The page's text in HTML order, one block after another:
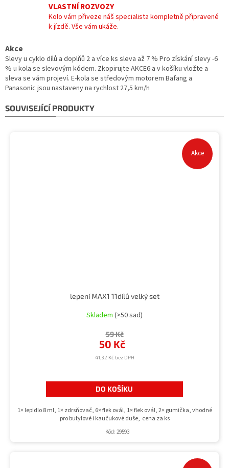
VLASTNÍ ROZVOZY
Kolo vám přiveze náš specialista kompletně připravené
k jízdě. Vše vám ukáže.
Akce
Slevy u cyklo dílů a doplňů 2 a více ks sleva až 7 % Pro získání slevy -6
% u kola se slevovým kódem. Zkopirujte AKCE6 a v košíku vložte a
sleva se vám projeví. E-kola se středovým motorem Bafang a
Panasonic jsou nastaveny na rychlost 27,5 km/h
SOUVISEJÍCÍ PRODUKTY
Akce
lepení MAX1 11dílů velký set
Skladem (>50 sad)
41,32 Kč bez DPH
50 Kč
59 Kč
DO KOŠÍKU
1× lepidlo 8 ml, 1× zdrsňovač, 6× flek ovál, 1× flek ovál, 2× gumička, vhodné
pro butylové i kaučukové duše, cena za ks
Kód: 29593